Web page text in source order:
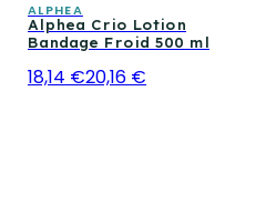
ALPHEA
Alphea Crio Lotion
Bandage Froid 500 ml
18,14 €20,16 €